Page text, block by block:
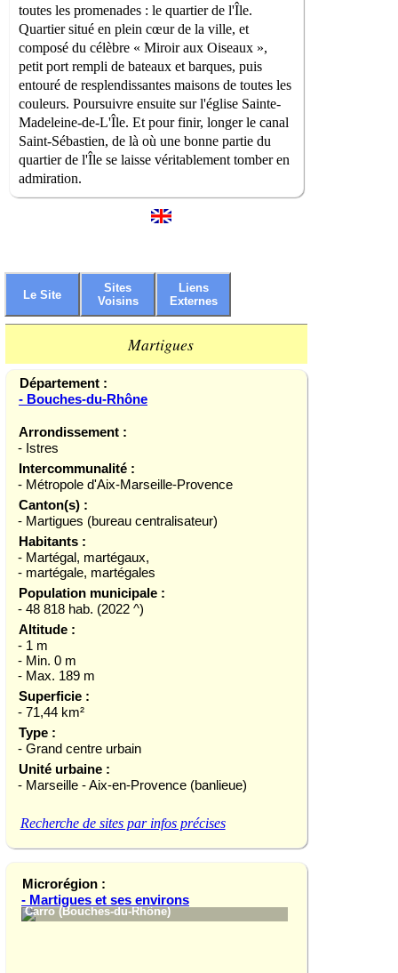
toutes les promenades : le quartier de l'Île.
Quartier situé en plein cœur de la ville, et
composé du célèbre « Miroir aux Oiseaux »,
petit port rempli de bateaux et barques, puis
entouré de resplendissantes maisons de toutes les
couleurs. Poursuivre ensuite sur l'église Sainte-
Madeleine-de-L'Île. Et pour finir, longer le canal
Saint-Sébastien, de là où une bonne partie du
quartier de l'Île se laisse véritablement tomber en
admiration.
Le Site
Sites
Voisins
Liens
Externes
Martigues
Département :
- Bouches-du-Rhône
Arrondissement :
- Istres
Intercommunalité :
- Métropole d'Aix-Marseille-Provence
Canton(s) :
- Martigues (bureau centralisateur)
Habitants :
- Martégal, martégaux,
- martégale, martégales
Population municipale :
- 48 818 hab. (2022 ^)
Altitude :
- 1 m
- Min. 0 m
- Max. 189 m
Superficie :
- 71,44 km²
Type :
- Grand centre urbain
Unité urbaine :
- Marseille - Aix-en-Provence (banlieue)
Recherche de sites par infos précises
Microrégion :
- Martigues et ses environs
Carro (Bouches-du-Rhône)